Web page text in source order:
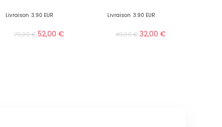
Livraison 3.90 EUR
79,00€ 52,00€
Livraison 3.90 EUR
49,00€ 32,00€